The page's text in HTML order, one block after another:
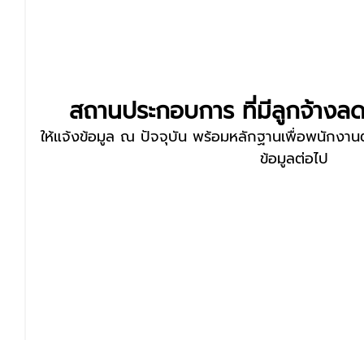
สถานประกอบการ ที่มีลูกจ้างล
ให้แจ้งข้อมูล ณ ปัจจุบัน พร้อมหลักฐานเพื่อพนักงานต
ข้อมูลต่อไป